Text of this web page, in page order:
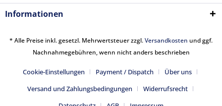
Informationen
* Alle Preise inkl. gesetzl. Mehrwertsteuer zzgl.Versandkosten und ggf.
Nachnahmegebühren, wenn nicht anders beschrieben
Cookie-Einstellungen Payment / Dispatch
Über uns
Versand und Zahlungsbedingungen
Widerrufsrecht